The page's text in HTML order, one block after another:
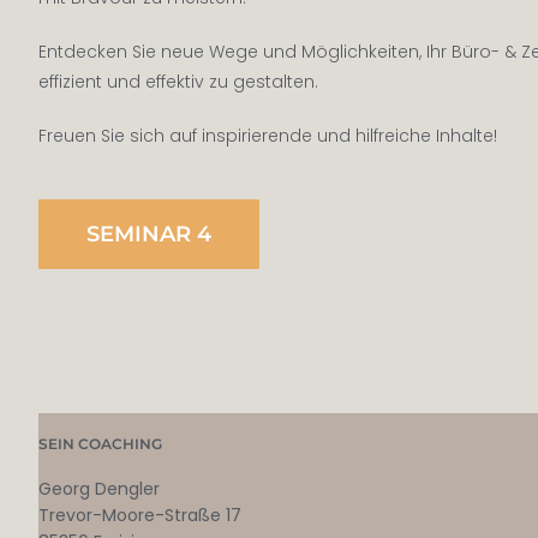
Entdecken Sie neue Wege und Möglichkeiten, Ihr Büro- &
effizient und effektiv zu gestalten.
Freuen Sie sich auf inspirierende und hilfreiche Inhalte!
SEMINAR 4
SEIN COACHING
Georg Dengler
Trevor-Moore-Straße 17